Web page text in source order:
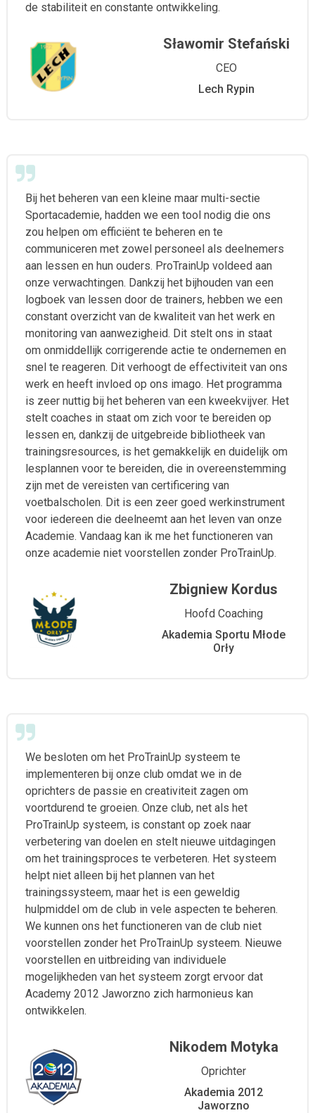
de stabiliteit en constante ontwikkeling.
Sławomir Stefański
CEO
Lech Rypin
Bij het beheren van een kleine maar multi-sectie
Sportacademie, hadden we een tool nodig die ons
zou helpen om efficiënt te beheren en te
communiceren met zowel personeel als deelnemers
aan lessen en hun ouders. ProTrainUp voldeed aan
onze verwachtingen. Dankzij het bijhouden van een
logboek van lessen door de trainers, hebben we een
constant overzicht van de kwaliteit van het werk en
monitoring van aanwezigheid. Dit stelt ons in staat
om onmiddellijk corrigerende actie te ondernemen en
snel te reageren. Dit verhoogt de effectiviteit van ons
werk en heeft invloed op ons imago. Het programma
is zeer nuttig bij het beheren van een kweekvijver. Het
stelt coaches in staat om zich voor te bereiden op
lessen en, dankzij de uitgebreide bibliotheek van
trainingsresources, is het gemakkelijk en duidelijk om
lesplannen voor te bereiden, die in overeenstemming
zijn met de vereisten van certificering van
voetbalscholen. Dit is een zeer goed werkinstrument
voor iedereen die deelneemt aan het leven van onze
Academie. Vandaag kan ik me het functioneren van
onze academie niet voorstellen zonder ProTrainUp.
Zbigniew Kordus
Hoofd Coaching
Akademia Sportu Młode
Orły
We besloten om het ProTrainUp systeem te
implementeren bij onze club omdat we in de
oprichters de passie en creativiteit zagen om
voortdurend te groeien. Onze club, net als het
ProTrainUp systeem, is constant op zoek naar
verbetering van doelen en stelt nieuwe uitdagingen
om het trainingsproces te verbeteren. Het systeem
helpt niet alleen bij het plannen van het
trainingssysteem, maar het is een geweldig
hulpmiddel om de club in vele aspecten te beheren.
We kunnen ons het functioneren van de club niet
voorstellen zonder het ProTrainUp systeem. Nieuwe
voorstellen en uitbreiding van individuele
mogelijkheden van het systeem zorgt ervoor dat
Academy 2012 Jaworzno zich harmonieus kan
ontwikkelen.
Nikodem Motyka
Oprichter
Akademia 2012
Jaworzno